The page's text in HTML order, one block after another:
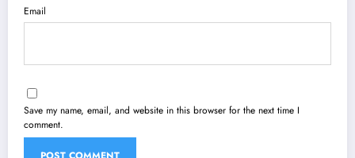
Email
Save my name, email, and website in this browser for the next time I
comment.